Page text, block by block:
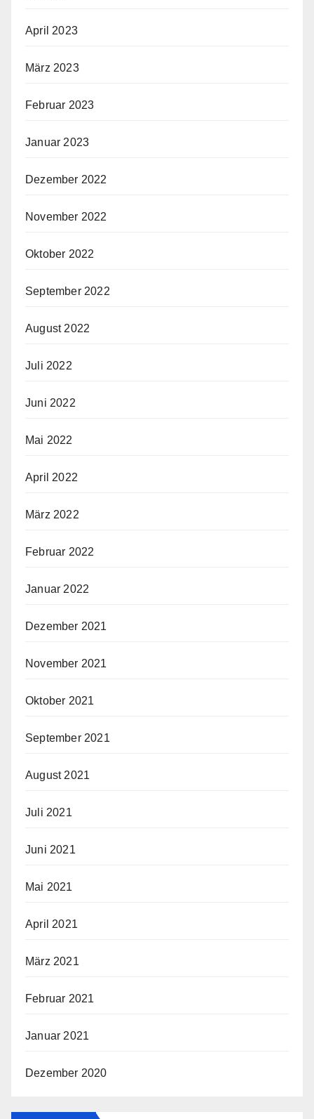
April 2023
März 2023
Februar 2023
Januar 2023
Dezember 2022
November 2022
Oktober 2022
September 2022
August 2022
Juli 2022
Juni 2022
Mai 2022
April 2022
März 2022
Februar 2022
Januar 2022
Dezember 2021
November 2021
Oktober 2021
September 2021
August 2021
Juli 2021
Juni 2021
Mai 2021
April 2021
März 2021
Februar 2021
Januar 2021
Dezember 2020